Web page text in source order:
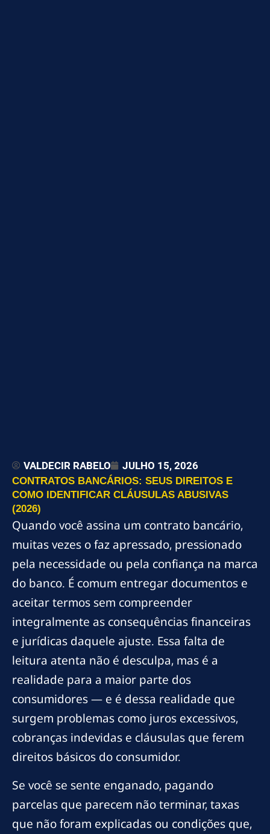
VALDECIR RABELO JULHO 15, 2026
CONTRATOS BANCÁRIOS: SEUS DIREITOS E
COMO IDENTIFICAR CLÁUSULAS ABUSIVAS
(2026)
Quando você assina um contrato bancário,
muitas vezes o faz apressado, pressionado
pela necessidade ou pela confiança na marca
do banco. É comum entregar documentos e
aceitar termos sem compreender
integralmente as consequências financeiras
e jurídicas daquele ajuste. Essa falta de
leitura atenta não é desculpa, mas é a
realidade para a maior parte dos
consumidores — e é dessa realidade que
surgem problemas como juros excessivos,
cobranças indevidas e cláusulas que ferem
direitos básicos do consumidor.
Se você se sente enganado, pagando
parcelas que parecem não terminar, taxas
que não foram explicadas ou condições que,